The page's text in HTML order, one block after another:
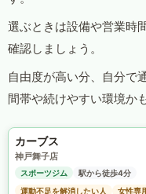
選ぶときは設備や営業時
確認しましょう。
自由度が高い分、自分で
間帯や続けやすい環境か
カーブス
神戸舞子店
スポーツジム
駅から徒歩4分
運動不足を解消したい人
女性専